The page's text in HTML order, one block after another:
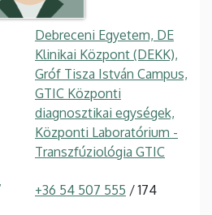
Debreceni Egyetem, DE
Klinikai Központ (DEKK),
Gróf Tisza István Campus,
GTIC Központi
diagnosztikai egységek,
Központi Laboratórium -
Transzfúziológia GTIC
+36 54 507 555 / 174